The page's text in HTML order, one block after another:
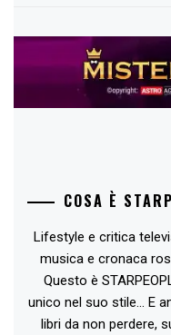
COSA È
Lifestyle e critica
musica e cronaca
Questo è
unico nel suo stile... E
libri da non perdere,